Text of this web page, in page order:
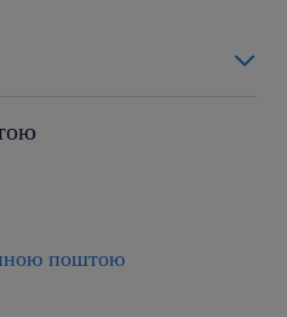
поштою